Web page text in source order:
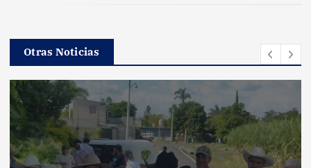
Otras Noticias